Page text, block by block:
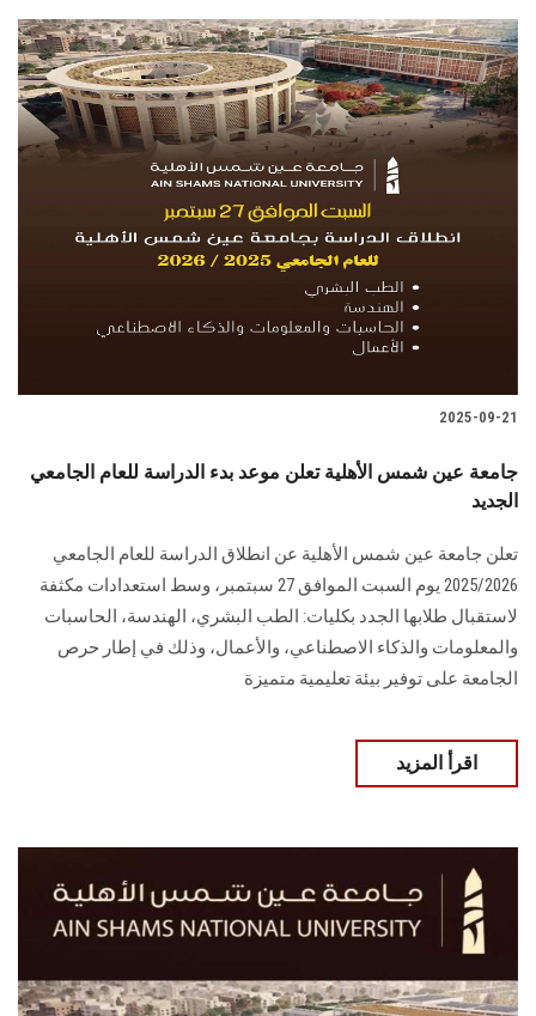
2025-09-21
جامعة عين شمس الأهلية تعلن موعد بدء الدراسة للعام الجامعي
الجديد
تعلن جامعة عين شمس الأهلية عن انطلاق الدراسة للعام الجامعي
2025/2026 يوم السبت الموافق 27 سبتمبر، وسط استعدادات مكثفة
لاستقبال طلابها الجدد بكليات: الطب البشري، الهندسة، الحاسبات
والمعلومات والذكاء الاصطناعي، والأعمال، وذلك في إطار حرص
الجامعة على توفير بيئة تعليمية متميزة
اقرأ المزيد